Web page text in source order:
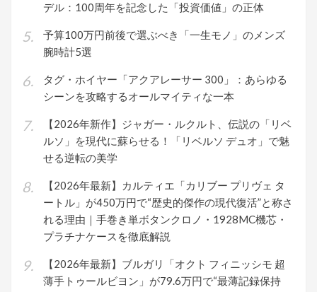
デル：100周年を記念した「投資価値」の正体
予算100万円前後で選ぶべき「一生モノ」のメンズ
腕時計5選
タグ・ホイヤー「アクアレーサー 300」：あらゆる
シーンを攻略するオールマイティな一本
【2026年新作】ジャガー・ルクルト、伝説の「リベ
ルソ」を現代に蘇らせる！「リベルソ デュオ」で魅
せる逆転の美学
【2026年最新】カルティエ「カリブー プリヴェ タ
ートル」が450万円で“歴史的傑作の現代復活”と称さ
れる理由｜手巻き単ボタンクロノ・1928MC機芯・
プラチナケースを徹底解説
【2026年最新】ブルガリ「オクト フィニッシモ 超
薄手トゥールビヨン」が79.6万円で“最薄記録保持